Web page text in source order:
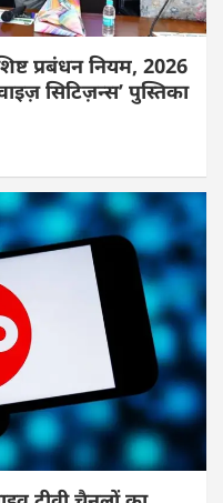
प्रबंधन नियम, 2026
सिटिज़न्स’ पुस्तिका